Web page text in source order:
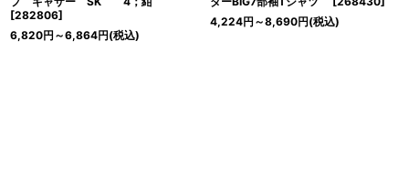
[282806]
6,820円 ～6,864円(税込)
4,224円 ～8,690円(税込)